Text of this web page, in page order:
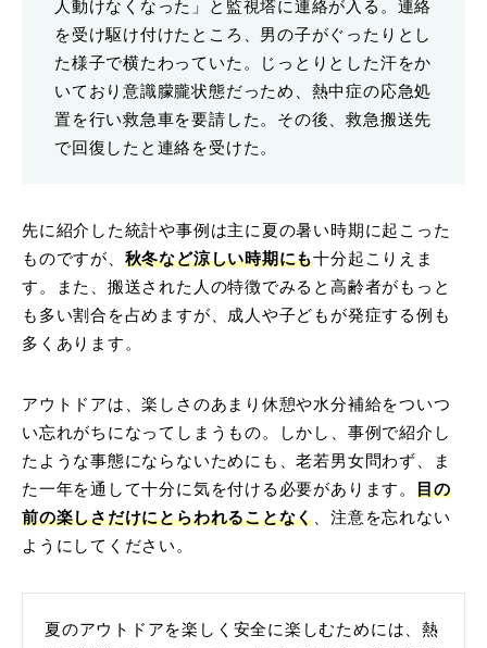
人動けなくなった」と監視塔に連絡が入る。連絡
を受け駆け付けたところ、男の子がぐったりとし
た様子で横たわっていた。じっとりとした汗をか
いており意識朦朧状態だっため、熱中症の応急処
置を行い救急車を要請した。その後、救急搬送先
で回復したと連絡を受けた。
先に紹介した統計や事例は主に夏の暑い時期に起こった
ものですが、 秋冬など涼しい時期にも十分起こりえま
す。また、搬送された人の特徴でみると高齢者がもっと
も多い割合を占めますが、成人や子どもが発症する例も
多くあります。
アウトドアは、楽しさのあまり休憩や水分補給をついつ
い忘れがちになってしまうもの。しかし、事例で紹介し
たような事態にならないためにも、老若男女問わず、ま
た一年を通して十分に気を付ける必要があります。 目の
前の楽しさだけにとらわれることなく、注意を忘れない
ようにしてください。
夏のアウトドアを楽しく安全に楽しむためには、熱